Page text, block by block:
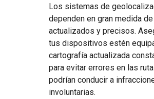
Los sistemas de
dependen en gran medida
actualizados y precisos.
tus dispositivos estén
cartografía actualizada
para evitar errores en las
podrían conducir a
involuntarias.